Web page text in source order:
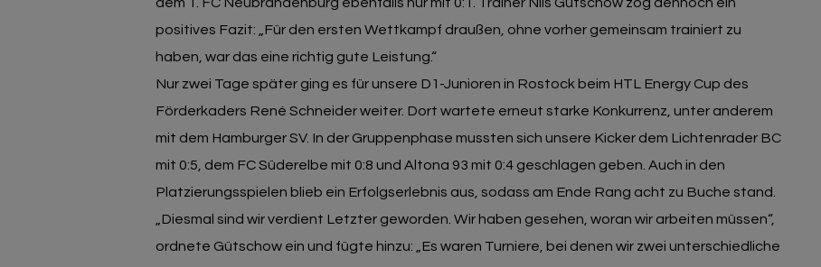
positives Fazit: „Für den ersten Wettkampf draußen, ohne vorher gemeinsam trainiert zu
haben, war das eine richtig gute Leistung.“
Nur zwei Tage später ging es für unsere D1-Junioren in Rostock beim HTL Energy Cup des
Förderkaders René Schneider weiter. Dort wartete erneut starke Konkurrenz, unter anderem
mit dem Hamburger SV. In der Gruppenphase mussten sich unsere Kicker dem Lichtenrader BC
mit 0:5, dem FC Süderelbe mit 0:8 und Altona 93 mit 0:4 geschlagen geben. Auch in den
Platzierungsspielen blieb ein Erfolgserlebnis aus, sodass am Ende Rang acht zu Buche stand.
„Diesmal sind wir verdient Letzter geworden. Wir haben gesehen, woran wir arbeiten müssen“,
ordnete Gütschow ein und fügte hinzu: „Es waren Turniere, bei denen wir zwei unterschiedliche